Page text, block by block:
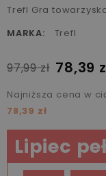
Trefl Gra
MARKA:
Trefl
97,99 zł 78,39
Najniższa cena w
78,39 zł
Lipiec